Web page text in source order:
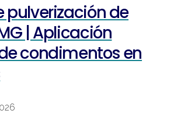
pulverización de
| Aplicación
condimentos en